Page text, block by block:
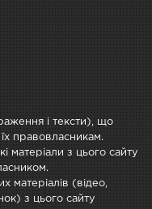
і тексти), що
правовласникам.
матеріали з цього сайту
матеріалів (відео,
з цього сайту